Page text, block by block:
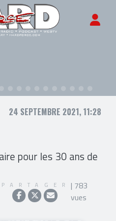
24 SEPTEMBRE 2021, 11:28
pour les 30 ans de
PARTAGER | 783
vues